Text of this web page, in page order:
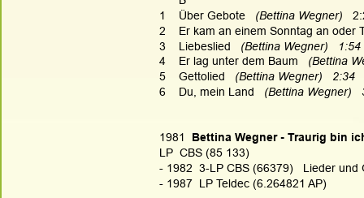
1    Über Gebote (Bettina Wegner)
2    Er kam an einem Sonntag an
3    Liebeslied (Bettina Wegner)   1:54
4    Er lag unter dem Baum (Bettina
5    Gettolied (Bettina Wegner)   2:34
6    Du, mein Land (Bettina Wegner)
1981 Bettina Wegner - Traurig bin
LP  CBS (85 133)
- 1982  3-LP CBS (66379)   Lieder und
- 1987  LP Teldec (6.264821 AP)